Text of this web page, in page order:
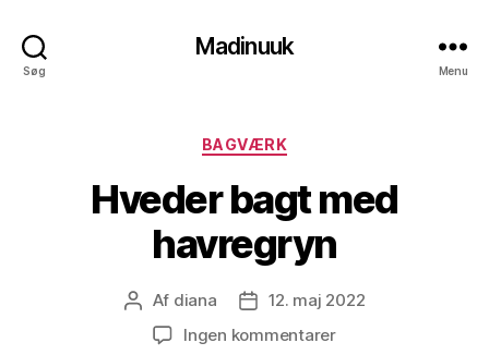
Søg
Madinuuk
Menu
Kategorier
BAGVÆRK
Hveder bagt med
havregryn
Indlægsforfatter
Af diana Indlægsdato
12. maj 2022
Ingen kommentarertil